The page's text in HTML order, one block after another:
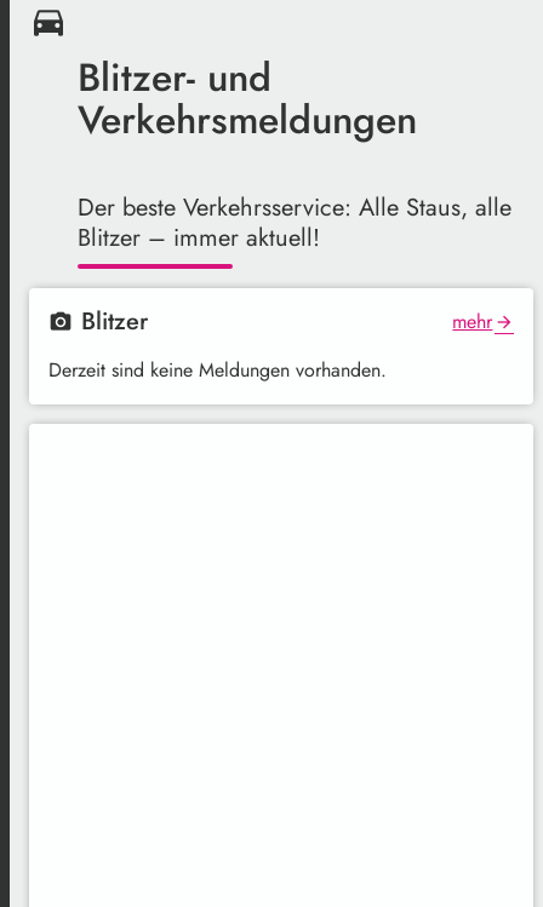
drive_eta
Blitzer- und
Verkehrsmeldungen
Der beste Verkehrsservice: Alle Staus, alle
Blitzer – immer aktuell!
local_see Blitzer mehr arrow_forward
Derzeit sind keine Meldungen vorhanden.